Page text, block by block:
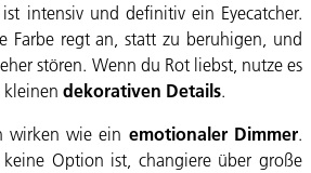
intensiv und definitiv ein Eyecatcher.
Farbe regt an, statt zu beruhigen, und
stören. Wenn du Rot liebst, nutze es
kleinen dekorativen Details.
wirken wie ein emotionaler Dimmer.
Option ist, changiere über große